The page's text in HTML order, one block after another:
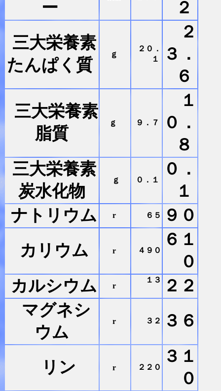
ー
２
三大栄養素
たんぱく質
ｇ
２０．
１
２
３．
６
三大栄養素
脂質
ｇ ９．７
１
０．
８
三大栄養素
炭水化物
ｇ ０．１
０．
１
ナトリウム
r ６５
９０
カリウム
r ４９０
６１
０
カルシウム
r
１３
２２
マグネシ
ウム
r ３２ ３６
リン r ２２０
３１
０